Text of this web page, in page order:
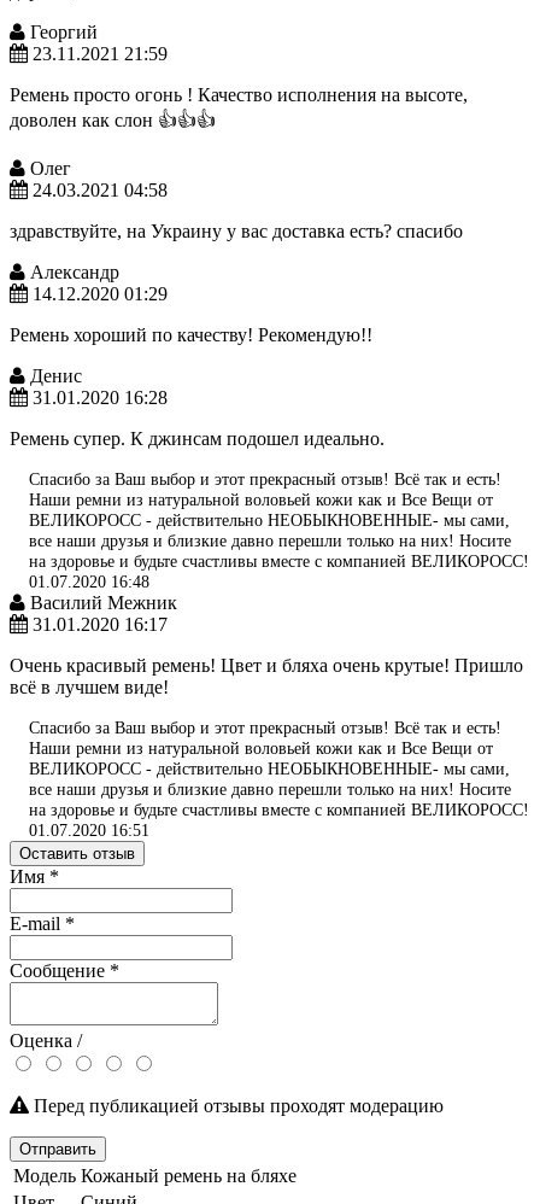
Георгий
23.11.2021 21:59
Ремень просто огонь ! Качество исполнения на высоте,
доволен как слон 👍👍👍
Олег
24.03.2021 04:58
здравствуйте, на Украину у вас доставка есть? спасибо
Александр
14.12.2020 01:29
Ремень хороший по качеству! Рекомендую!!
Денис
31.01.2020 16:28
Ремень супер. К джинсам подошел идеально.
Спасибо за Ваш выбор и этот прекрасный отзыв! Всё так и есть!
Наши ремни из натуральной воловьей кожи как и Все Вещи от
ВЕЛИКОРОСС - действительно НЕОБЫКНОВЕННЫЕ- мы сами,
все наши друзья и близкие давно перешли только на них! Носите
на здоровье и будьте счастливы вместе с компанией ВЕЛИКОРОСС!
01.07.2020 16:48
Василий Межник
31.01.2020 16:17
Очень красивый ремень! Цвет и бляха очень крутые! Пришло
всё в лучшем виде!
Спасибо за Ваш выбор и этот прекрасный отзыв! Всё так и есть!
Наши ремни из натуральной воловьей кожи как и Все Вещи от
ВЕЛИКОРОСС - действительно НЕОБЫКНОВЕННЫЕ- мы сами,
все наши друзья и близкие давно перешли только на них! Носите
на здоровье и будьте счастливы вместе с компанией ВЕЛИКОРОСС!
01.07.2020 16:51
Оставить отзыв
Имя *
E-mail *
Сообщение *
Оценка /
Перед публикацией отзывы проходят модерацию
Отправить
Модель Кожаный ремень на бляхе